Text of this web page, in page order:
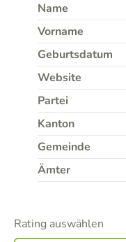
Name
Vorname
Geburtsdatum
Website
Partei
Kanton
Gemeinde
Ämter
Rating auswählen